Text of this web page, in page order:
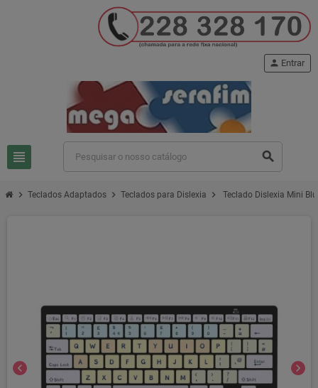
view_headline search
person Entrar
chevron_right Teclados Adaptados chevron_right Teclados para Dislexia chevron_right Teclado Dislexia Mini
chevron_left chevron_right